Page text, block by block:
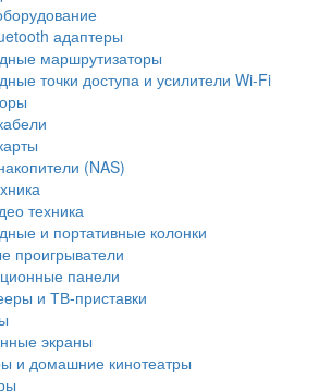
адаптеры
маршрутизаторы
точки доступа и усилители Wi-Fi
(NAS)
техника
и портативные колонки
проигрыватели
панели
и ТВ-приставки
экраны
и домашние кинотеатры